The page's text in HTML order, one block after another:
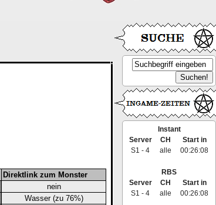
Direktlink zum Monster
nein
Wasser (zu 76%)
Instant
Server
CH
Start in
S1 - 4
alle 00:26:08
RBS
Server
CH
Start in
S1 - 4
alle 00:26:08